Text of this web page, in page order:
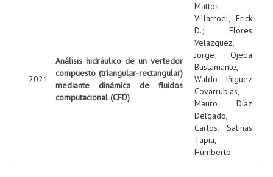
2021
Análisis hidráulico de un vertedor
compuesto (triangular-rectangular)
mediante dinámica de fluidos
computacional (CFD)
Mattos
Villarroel, Erick
D.; Flores
Velázquez,
Jorge; Ojeda
Bustamante,
Waldo; Iñiguez
Covarrubias,
Mauro; Díaz
Delgado,
Carlos; Salinas
Tapia,
Humberto